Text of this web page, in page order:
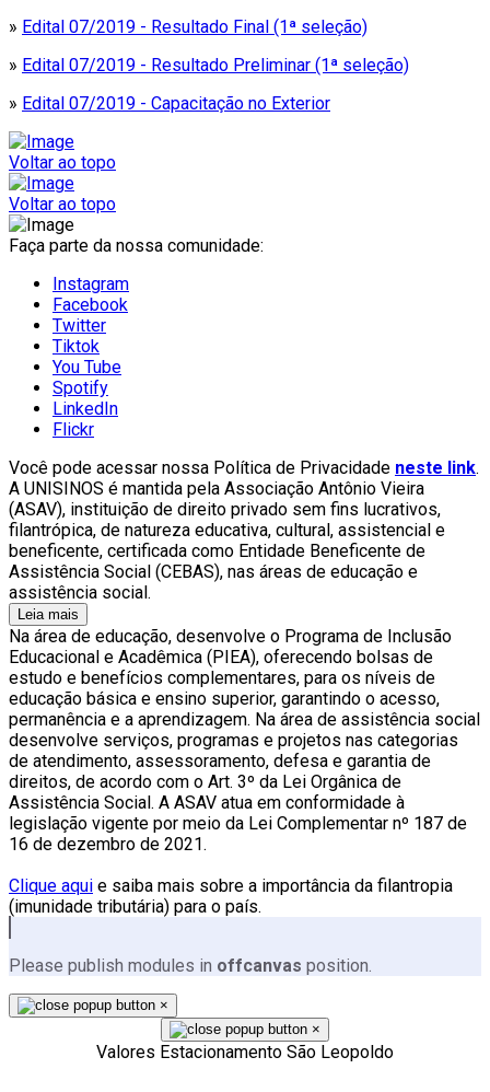
» Edital 07/2019 - Resultado Final (1ª seleção)
» Edital 07/2019 - Resultado Preliminar (1ª seleção)
» Edital 07/2019 - Capacitação no Exterior
Voltar ao topo
Voltar ao topo
Faça parte da nossa comunidade:
Instagram
Facebook
Twitter
Tiktok
You Tube
Spotify
LinkedIn
Flickr
Você pode acessar nossa Política de Privacidade neste link.
A UNISINOS é mantida pela Associação Antônio Vieira
(ASAV), instituição de direito privado sem fins lucrativos,
filantrópica, de natureza educativa, cultural, assistencial e
beneficente, certificada como Entidade Beneficente de
Assistência Social (CEBAS), nas áreas de educação e
assistência social.
Leia mais
Na área de educação, desenvolve o Programa de Inclusão
Educacional e Acadêmica (PIEA), oferecendo bolsas de
estudo e benefícios complementares, para os níveis de
educação básica e ensino superior, garantindo o acesso,
permanência e a aprendizagem. Na área de assistência social
desenvolve serviços, programas e projetos nas categorias
de atendimento, assessoramento, defesa e garantia de
direitos, de acordo com o Art. 3º da Lei Orgânica de
Assistência Social. A ASAV atua em conformidade à
legislação vigente por meio da Lei Complementar nº 187 de
16 de dezembro de 2021.
Clique aqui e saiba mais sobre a importância da filantropia
(imunidade tributária) para o país.
Please publish modules in offcanvas position.
×
×
Valores Estacionamento São Leopoldo